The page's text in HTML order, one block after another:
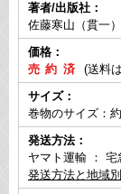
著者/出版社：
佐藤寒山（貫一
価格：
(送料
サイズ：
巻物のサイズ：
発送方法：
ヤマト運輸 ：
発送方法と地域